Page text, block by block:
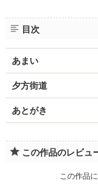
目次
あまい
夕方街道
あとがき
この作品のレビュ
この作品